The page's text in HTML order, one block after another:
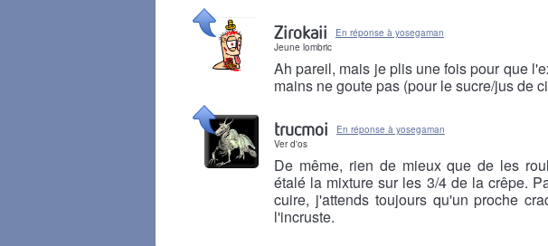
Il y a 5 mois
Zirokaii
En réponse à yosegaman
Jeune lombric
Ah pareil, mais je plis une fois pour que
mains ne goute pas (pour le sucre/jus de
Il y a 5 mois
trucmoi
En réponse à yosegaman
Ver d'os
De même, rien de mieux que de les
étalé la mixture sur les 3/4 de la crêpe.
cuire, j'attends toujours qu'un proche
l'incruste.